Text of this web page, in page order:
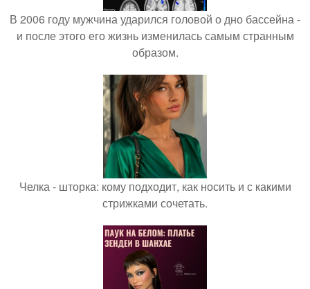
В 2006 году мужчина ударился головой о дно бассейна -
и после этого его жизнь изменилась самым странным
образом.
Челка - шторка: кому подходит, как носить и с какими
стрижками сочетать.